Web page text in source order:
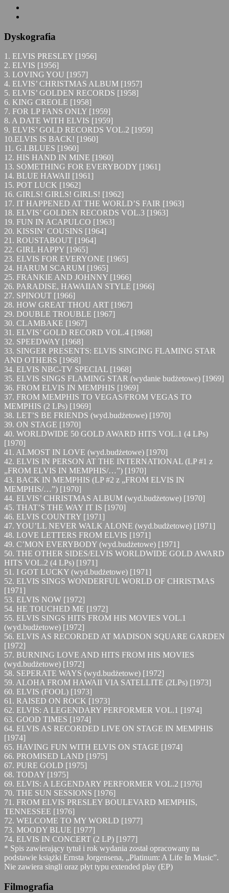
Dyskografia
1. ELVIS PRESLEY [1956]
2. ELVIS [1956]
3. LOVING YOU [1957]
4. ELVIS’ CHRISTMAS ALBUM [1957]
5. ELVIS’ GOLDEN RECORDS [1958]
6. KING CREOLE [1958]
7. FOR LP FANS ONLY [1959]
8. A DATE WITH ELVIS [1959]
9. ELVIS’ GOLD RECORDS VOL.2 [1959]
10.ELVIS IS BACK! [1960]
11. G.I.BLUES [1960]
12. HIS HAND IN MINE [1960]
13. SOMETHING FOR EVERYBODY [1961]
14. BLUE HAWAII [1961]
15. POT LUCK [1962]
16. GIRLS! GIRLS! GIRLS! [1962]
17. IT HAPPENED AT THE WORLD’S FAIR [1963]
18. ELVIS’ GOLDEN RECORDS VOL.3 [1963]
19. FUN IN ACAPULCO [1963]
20. KISSIN’ COUSINS [1964]
21. ROUSTABOUT [1964]
22. GIRL HAPPY [1965]
23. ELVIS FOR EVERYONE [1965]
24. HARUM SCARUM [1965]
25. FRANKIE AND JOHNNY [1966]
26. PARADISE, HAWAIIAN STYLE [1966]
27. SPINOUT [1966]
28. HOW GREAT THOU ART [1967]
29. DOUBLE TROUBLE [1967]
30. CLAMBAKE [1967]
31. ELVIS’ GOLD RECORD VOL.4 [1968]
32. SPEEDWAY [1968]
33. SINGER PRESENTS: ELVIS SINGING FLAMING STAR
AND OTHERS [1968]
34. ELVIS NBC-TV SPECIAL [1968]
35. ELVIS SINGS FLAMING STAR (wydanie budżetowe) [1969]
36. FROM ELVIS IN MEMPHIS [1969]
37. FROM MEMPHIS TO VEGAS/FROM VEGAS TO
MEMPHIS (2 LPs) [1969]
38. LET’S BE FRIENDS (wyd.budżetowe) [1970]
39. ON STAGE [1970]
40. WORLDWIDE 50 GOLD AWARD HITS VOL.1 (4 LPs)
[1970]
41. ALMOST IN LOVE (wyd.budżetowe) [1970]
42. ELVIS IN PERSON AT THE INTERNATIONAL (LP #1 z
„FROM ELVIS IN MEMPHIS/…”) [1970]
43. BACK IN MEMPHIS (LP #2 z „FROM ELVIS IN
MEMPHIS/…”) [1970]
44. ELVIS’ CHRISTMAS ALBUM (wyd.budżetowe) [1970]
45. THAT’S THE WAY IT IS [1970]
46. ELVIS COUNTRY [1971]
47. YOU’LL NEVER WALK ALONE (wyd.budżetowe) [1971]
48. LOVE LETTERS FROM ELVIS [1971]
49. C’MON EVERYBODY (wyd.budżetowe) [1971]
50. THE OTHER SIDES/ELVIS WORLDWIDE GOLD AWARD
HITS VOL.2 (4 LPs) [1971]
51. I GOT LUCKY (wyd.budżetowe) [1971]
52. ELVIS SINGS WONDERFUL WORLD OF CHRISTMAS
[1971]
53. ELVIS NOW [1972]
54. HE TOUCHED ME [1972]
55. ELVIS SINGS HITS FROM HIS MOVIES VOL.1
(wyd.budżetowe) [1972]
56. ELVIS AS RECORDED AT MADISON SQUARE GARDEN
[1972]
57. BURNING LOVE AND HITS FROM HIS MOVIES
(wyd.budżetowe) [1972]
58. SEPERATE WAYS (wyd.budżetowe) [1972]
59. ALOHA FROM HAWAII VIA SATELLITE (2LPs) [1973]
60. ELVIS (FOOL) [1973]
61. RAISED ON ROCK [1973]
62. ELVIS: A LEGENDARY PERFORMER VOL.1 [1974]
63. GOOD TIMES [1974]
64. ELVIS AS RECORDED LIVE ON STAGE IN MEMPHIS
[1974]
65. HAVING FUN WITH ELVIS ON STAGE [1974]
66. PROMISED LAND [1975]
67. PURE GOLD [1975]
68. TODAY [1975]
69. ELVIS: A LEGENDARY PERFORMER VOL.2 [1976]
70. THE SUN SESSIONS [1976]
71. FROM ELVIS PRESLEY BOULEVARD MEMPHIS,
TENNESSEE [1976]
72. WELCOME TO MY WORLD [1977]
73. MOODY BLUE [1977]
74. ELVIS IN CONCERT (2 LP) [1977]
* Spis zawierający tytuł i rok wydania został opracowany na
podstawie książki Ernsta Jorgensena, „Platinum: A Life In Music”.
Nie zawiera singli oraz płyt typu extended play (EP)
Filmografia